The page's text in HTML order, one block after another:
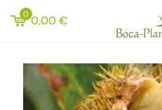
0 0,00€